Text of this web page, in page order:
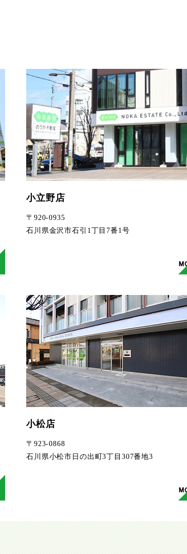
小立野店
〒920-0935
石川県金沢市石引1丁目7番1号
小松店
〒923-0868
石川県小松市日の出町3丁目307番地3